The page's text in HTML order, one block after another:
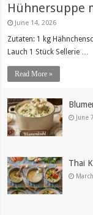
Hühnersuppe
June 14, 2026
Zutaten: 1 kg
Lauch 1 Stück Sellerie …
Read More »
June
Thai